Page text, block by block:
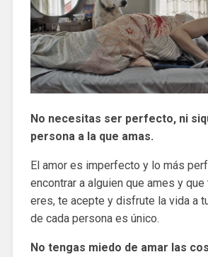
No necesitas ser perfecto, ni
persona a la que amas.
El amor es imperfecto y lo más
encontrar a alguien que ames y
eres, te acepte y disfrute la vida a
de cada persona es único.
No tengas miedo de amar las